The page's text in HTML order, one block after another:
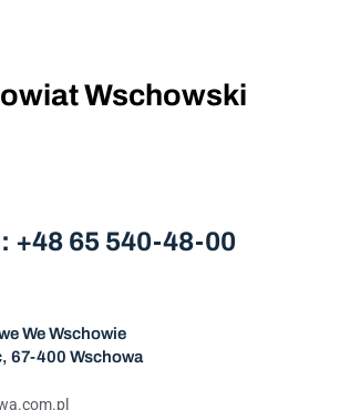
Wschowski
+48 65 540-48-00
We Wschowie
67-400 Wschowa